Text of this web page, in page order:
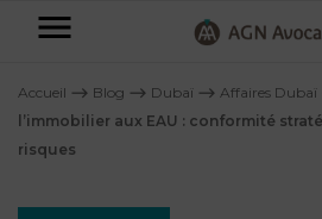
Particuliers
Accueil ⟶ Blog ⟶ Dubaï ⟶ Affaires Dubaï
l’immobilier aux EAU : conformité
risques